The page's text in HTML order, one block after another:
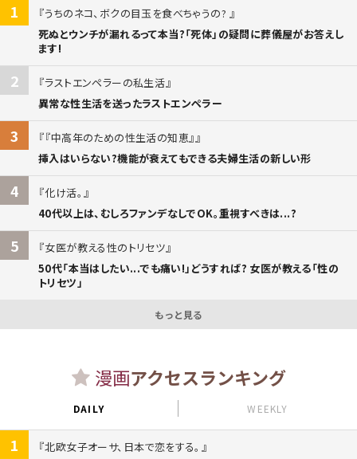
1
うちのネコ、ボクの目玉を食べちゃうの?
死ぬとウンチが漏れるって本当?「死体」の疑問に葬儀屋がお答えし
ます!
2
ラストエンペラーの私生活
異常な性生活を送ったラストエンペラー
3
『中高年のための性生活の知恵』
挿入はいらない?機能が衰えてもできる夫婦生活の新しい形
4
化け活。
40代以上は、むしろファンデなしでOK。重視すべきは...?
5
女医が教える性のトリセツ
50代「本当はしたい...でも痛い!」どうすれば? 女医が教える「性の
トリセツ」
もっと見る
漫画アクセスランキング
DAILY WEEKLY
1
北欧女子オーサ、日本で恋をする。